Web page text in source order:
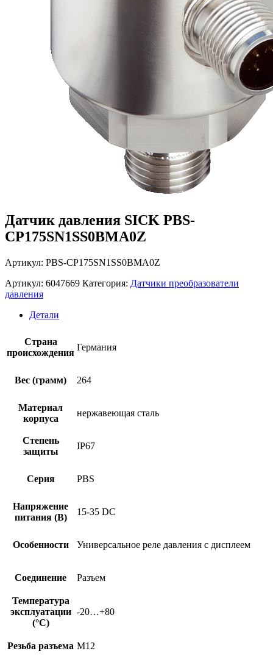
Датчик давления SICK PBS-
CP175SN1SS0BMA0Z
Артикул: PBS-CP175SN1SS0BMA0Z
Артикул: 6047669 Категория: Датчики преобразователи
давления
Детали
Страна
происхождения
Германия
Вес (грамм) 264
Материал
корпуса
нержавеющая сталь
Степень
защиты
IP67
Серия PBS
Напряжение
питания (В)
15-35 DC
Особенности Универсальное реле давления с дисплеем
Соединение Разъем
Температура
эксплуатации
(°C)
-20…+80
Резьба разъема M12